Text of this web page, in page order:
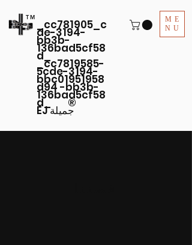
TM
_cc781905_c
de-3194-
bb3b-
136bad5cf58
d_
_cc7819585-
5cde-3194-
bbc01951958
d94 -bb3b-
136bad5cf58
d_ ®
EJ جميلة
ME
NU